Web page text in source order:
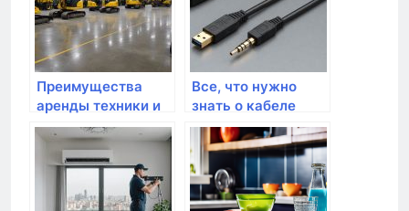
Преимущества
аренды техники и
оборудования:
полное
руководство
Все, что нужно
знать о кабеле
ВВГнг(A)-LS 3×1,5
ок-0,66 плоский:
преимущества,
характеристики и
выгодные цены